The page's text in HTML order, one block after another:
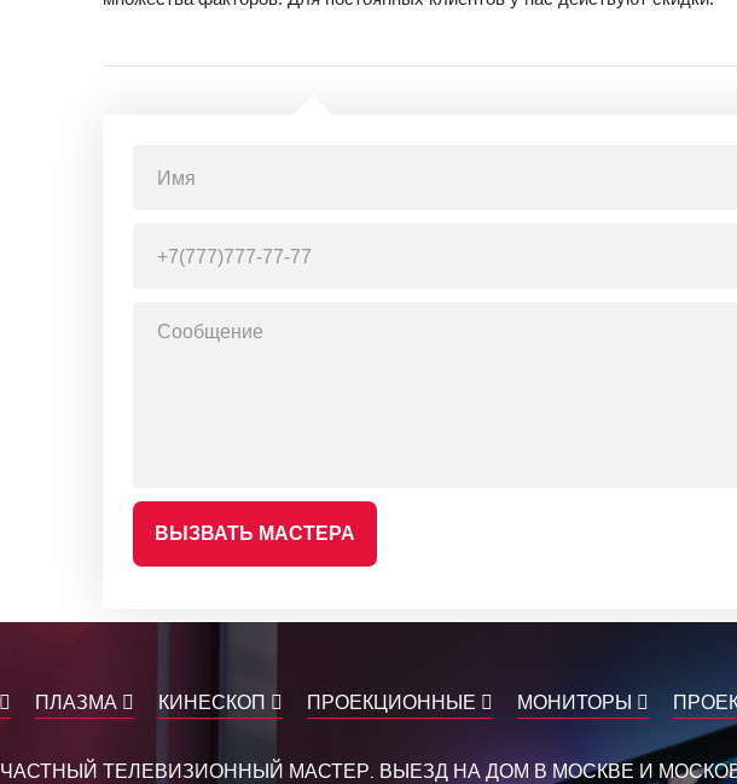
ВЫЗВАТЬ МАСТЕРА
ПЛАЗМА КИНЕСКОП ПРОЕКЦИОННЫЕ МОНИТОРЫ
ЧАСТНЫЙ ТЕЛЕВИЗИОННЫЙ МАСТЕР. ВЫЕЗД НА ДОМ В МОСКВЕ И